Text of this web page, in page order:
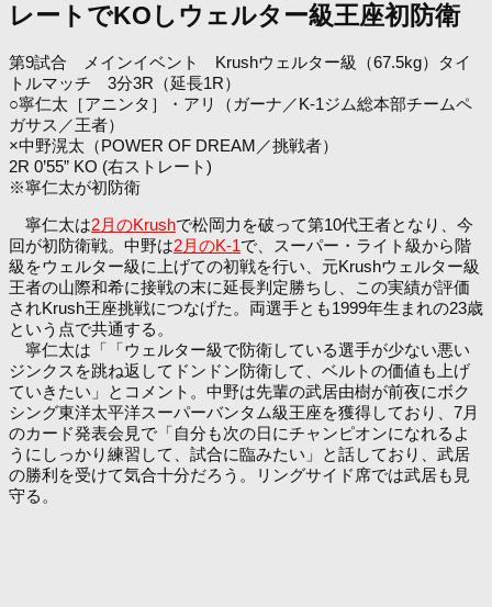
レートでKOしウェルター級王座初防衛
第9試合 メインイベント Krushウェルター級（67.5kg）タイ
トルマッチ 3分3R（延長1R）
○寧仁太［アニンタ］・アリ（ガーナ／K-1ジム総本部チームペ
ガサス／王者）
×中野滉太（POWER OF DREAM／挑戦者）
2R 0’55” KO (右ストレート)
※寧仁太が初防衛
寧仁太は2月のKrushで松岡力を破って第10代王者となり、今
回が初防衛戦。中野は2月のK-1で、スーパー・ライト級から階
級をウェルター級に上げての初戦を行い、元Krushウェルター級
王者の山際和希に接戦の末に延長判定勝ちし、この実績が評価
されKrush王座挑戦につなげた。両選手とも1999年生まれの23歳
という点で共通する。
寧仁太は「「ウェルター級で防衛している選手が少ない悪い
ジンクスを跳ね返してドンドン防衛して、ベルトの価値も上げ
ていきたい」とコメント。中野は先輩の武居由樹が前夜にボク
シング東洋太平洋スーパーバンタム級王座を獲得しており、7月
のカード発表会見で「自分も次の日にチャンピオンになれるよ
うにしっかり練習して、試合に臨みたい」と話しており、武居
の勝利を受けて気合十分だろう。リングサイド席では武居も見
守る。